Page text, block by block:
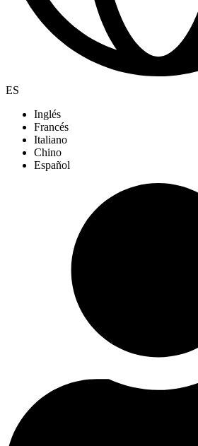
ES
Inglés
Francés
Italiano
Chino
Español